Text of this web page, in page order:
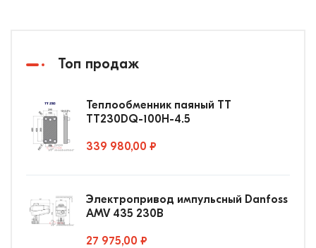
Топ продаж
Теплообменник паяный ТТ
ТТ230DQ-100Н-4.5
339 980,00 ₽
Электропривод импульсный Danfoss
AMV 435 230В
27 975,00 ₽